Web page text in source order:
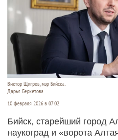
Виктор Щигрев, мэр Бийска.
Дарья Беркетова
10 февраля 2026 в 07:02
Бийск, старейший город
наукоград и «ворота